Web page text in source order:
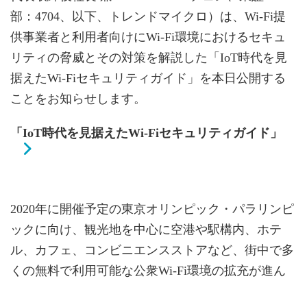
部：4704、以下、トレンドマイクロ）は、Wi-Fi提
供事業者と利用者向けにWi-Fi環境におけるセキュ
リティの脅威とその対策を解説した「IoT時代を見
据えたWi-Fiセキュリティガイド」を本日公開する
ことをお知らせします。
「IoT時代を見据えたWi-Fiセキュリティガイド」
2020年に開催予定の東京オリンピック・パラリンピ
ックに向け、観光地を中心に空港や駅構内、ホテ
ル、カフェ、コンビニエンスストアなど、街中で多
くの無料で利用可能な公衆Wi-Fi環境の拡充が進ん